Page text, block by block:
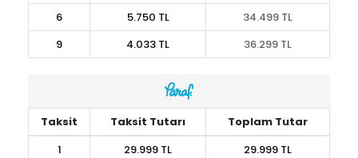
6
5.750 TL
34.499 TL
9
4.033 TL 36.299 TL
Taksit Taksit Tutarı
Toplam Tutar
1
29.999 TL
29.999 TL